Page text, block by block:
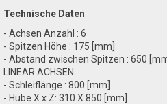
Technische Daten
- Achsen Anzahl : 6
- Spitzen Höhe : 175 [mm]
- Abstand zwischen Spitzen : 650
LINEAR ACHSEN
- Schleiflänge : 800 [mm]
- Hübe X x Z: 310 X 850 [mm]